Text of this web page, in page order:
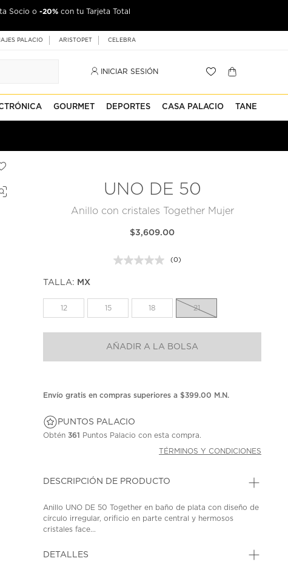
Socio o -20% con tu Tarjeta Total
PALACIO ARISTOPET CELEBRA
INICIAR SESIÓN
GOURMET DEPORTES CASA PALACIO TANE
UNO DE 50
Anillo con cristales Together Mujer
$3,609.00
Sin
la
misma
(0)
TALLA: MX
12 15 18 21
AÑADIR A LA BOLSA
Envío gratis en compras superiores a $399.00 M.N.
PUNTOS PALACIO
Obtén361 Puntos Palacio con esta compra.
TÉRMINOS Y CONDICIONES
DESCRIPCIÓN DE PRODUCTO
Anillo UNO DE 50 Together en baño de plata con diseño de
círculo irregular, orificio en parte central y hermosos
cristales face...
DETALLES